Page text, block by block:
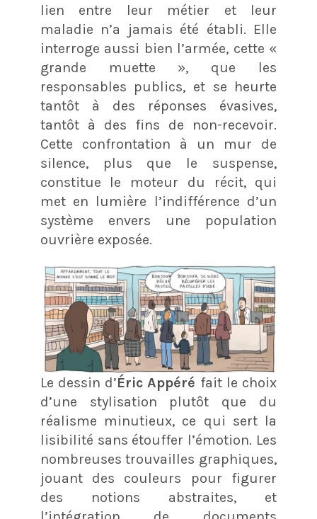
lien entre leur métier et leur
maladie n’a jamais été établi. Elle
interroge aussi bien l’armée, cette «
grande muette », que les
responsables publics, et se heurte
tantôt à des réponses évasives,
tantôt à des fins de non-recevoir.
Cette confrontation à un mur de
silence, plus que le suspense,
constitue le moteur du récit, qui
met en lumière l’indifférence d’un
système envers une population
ouvrière exposée.
Le dessin d’Éric Appéré fait le choix
d’une stylisation plutôt que du
réalisme minutieux, ce qui sert la
lisibilité sans étouffer l’émotion. Les
nombreuses trouvailles graphiques,
jouant des couleurs pour figurer
des notions abstraites, et